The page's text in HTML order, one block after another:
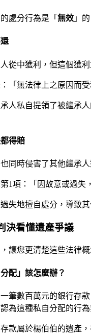
處分行為是「 無效 」
從中獲利，但這個獲
：「無法律上之原因而
人私自提領了被繼承
得賠
同時侵害了其他繼承
第1項：「因故意或過
失地擅自處分，導致
決看懂遺產爭議
讓您更清楚這些法律
配」該怎麼辦？
筆數百萬元的銀行存
為這種私自分配的行
款屬於楊伯伯的遺產